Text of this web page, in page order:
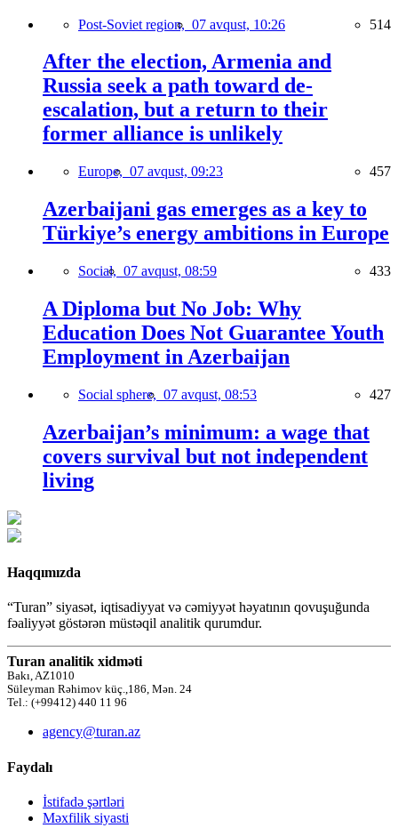
Post-Soviet region, 07 avqust, 10:26 514
After the election, Armenia and
Russia seek a path toward de-
escalation, but a return to their
former alliance is unlikely
Europe, 07 avqust, 09:23 457
Azerbaijani gas emerges as a key to
Türkiye’s energy ambitions in Europe
Social, 07 avqust, 08:59 433
A Diploma but No Job: Why
Education Does Not Guarantee Youth
Employment in Azerbaijan
Social sphere, 07 avqust, 08:53 427
Azerbaijan’s minimum: a wage that
covers survival but not independent
living
Haqqımızda
“Turan” siyasət, iqtisadiyyat və cəmiyyət həyatının qovuşuğunda
fəaliyyət göstərən müstəqil analitik qurumdur.
Turan analitik xidməti
Bakı, AZ1010
Süleyman Rəhimov küç.,186, Mən. 24
Tel.: (+99412) 440 11 96
agency@turan.az
Faydalı
İstifadə şərtləri
Məxfilik siyasti